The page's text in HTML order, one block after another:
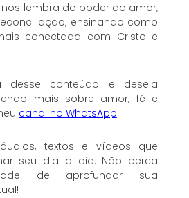
nos lembra do poder do amor,
ensinando como
conectada com Cristo e
desse conteúdo e deseja
mais sobre amor, fé e
canal no WhatsApp!
textos e vídeos que
seu dia a dia. Não perca
de aprofundar sua